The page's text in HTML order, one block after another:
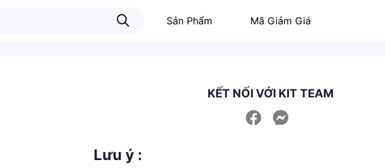
Sản Phẩm Mã Giảm Giá
KẾT NỐI VỚI KIT TEAM
Lưu ý :